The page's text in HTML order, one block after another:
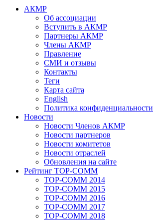
АКМР
Об ассоциации
Вступить в АКМР
Партнеры АКМР
Члены АКМР
Правление
СМИ и отзывы
Контакты
Теги
Карта сайта
English
Политика конфиденциальности
Новости
Новости Членов АКМР
Новости партнеров
Новости комитетов
Новости отраслей
Обновления на сайте
Рейтинг TOP-COMM
TOP-COMM 2014
TOP-COMM 2015
TOP-COMM 2016
TOP-COMM 2017
TOP-COMM 2018